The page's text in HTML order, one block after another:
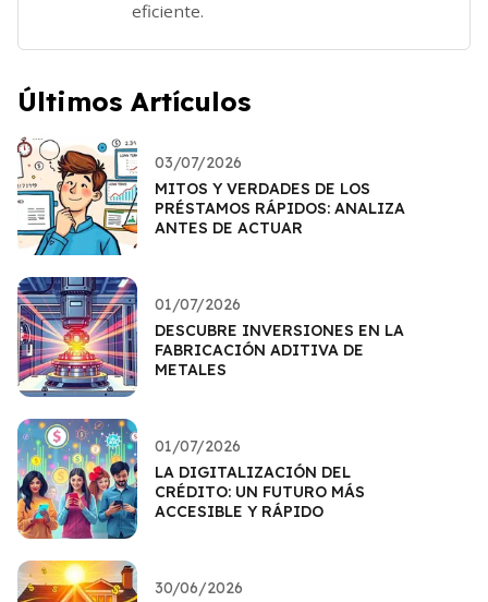
eficiente.
Últimos Artículos
03/07/2026
MITOS Y VERDADES DE LOS
PRÉSTAMOS RÁPIDOS: ANALIZA
ANTES DE ACTUAR
01/07/2026
DESCUBRE INVERSIONES EN LA
FABRICACIÓN ADITIVA DE
METALES
01/07/2026
LA DIGITALIZACIÓN DEL
CRÉDITO: UN FUTURO MÁS
ACCESIBLE Y RÁPIDO
30/06/2026